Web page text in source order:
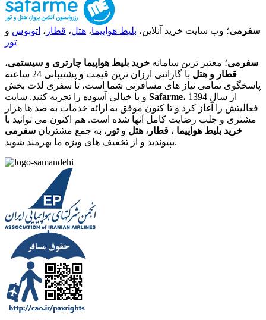
سفرمی؛ وب سایت خرید آنلاین، بلیط هواپیما، هتل، قطار ، اتوبوس و
تور
سفرمی؛ معتبر ترین سامانه خرید بلیط هواپیما چارتری و سیستمی،
قطار و هتل
با گارانتی ارزان ترین قیمت و پشتیبانی 24 ساعته
پاسخگوی تمامی نیاز های مسافرتی شما است، تا سفری لذت بخش
Safarme، از سال 1394
فعالیتش را آغاز کرد و تا کنون موفق به ارائه خدمات به صد ها هزار
مشتری و جلب رضایت کامل آنها شده است. هم اکنون می توانید با
خرید بلیط هواپیما ، قطار ، هتل وتور ، به جمع مشتریان سفرمی
بپیوندید و از تخفیف های ویژه ما بهرمند شوید.